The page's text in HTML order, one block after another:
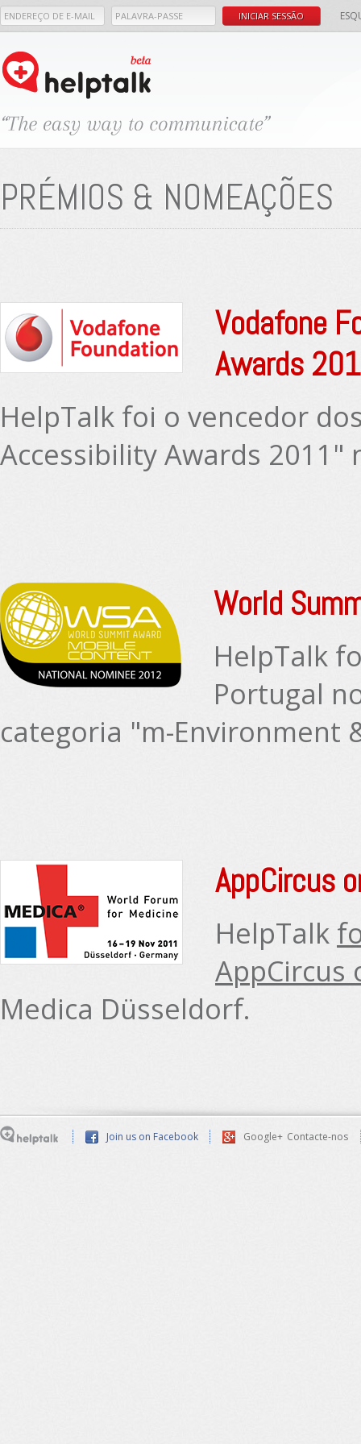
PRÉMIOS & NOMEAÇÕES
Vodafone
Awards
HelpTalk foi o vencedor
Accessibility Awards
World
HelpTalk
Portugal
categoria "m-Environment
AppCircus
HelpTalk
AppCircus
Medica Düsseldorf.
Join us on Facebook Google+ Contacte-nos